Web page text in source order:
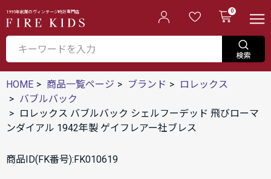
1995年創業のヴィンテージ時計専門店 0
HOME 商品一覧ページ ブランド
ロレックス
バブルバック
ロレックス バブルバック シェルフーデッド 飛びローマ
ンダイアル 1942年製 ゲイフレアー社ブレス
商品ID(FK番号):FK010619